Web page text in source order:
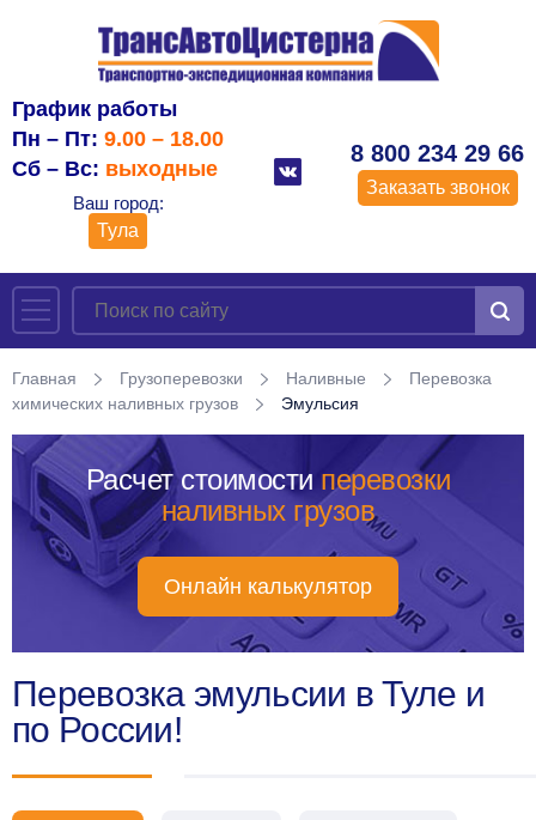
График работы
Пн – Пт: 9.00 – 18.00
Сб – Вс: выходные
Ваш город:
Тула
8 800 234 29 66
Заказать звонок
Главная Грузоперевозки Наливные
Перевозка
химических наливных грузов
Эмульсия
Расчет стоимости перевозки
наливных грузов
Онлайн калькулятор
Перевозка эмульсии в Туле и
по России!